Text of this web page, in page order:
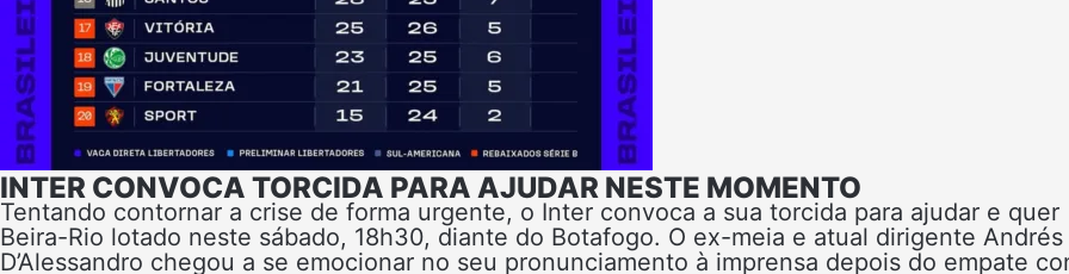
INTER CONVOCA TORCIDA PARA AJUDAR NESTE MOMENTO
Tentando contornar a crise de forma urgente, o Inter convoca a sua torcida para ajudar e quer
Beira-Rio lotado neste sábado, 18h30, diante do Botafogo. O ex-meia e atual dirigente Andrés
D’Alessandro chegou a se emocionar no seu pronunciamento à imprensa depois do empate